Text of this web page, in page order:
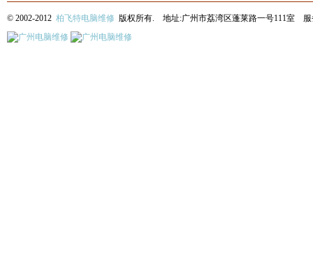
© 2002-2012 柏飞特电脑维修 版权所有. 地址:广州市荔湾区蓬莱路一号111室 服